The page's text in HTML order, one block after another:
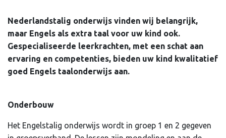
Nederlandstalig onderwijs vinden wij belangrijk,
maar Engels als extra taal voor uw kind ook.
Gespecialiseerde leerkrachten, met een schat aan
ervaring en competenties, bieden uw kind kwalitatief
goed Engels taalonderwijs aan.
Onderbouw
Het Engelstalig onderwijs wordt in groep 1 en 2 gegeven